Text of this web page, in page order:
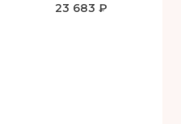
23 683 ₽